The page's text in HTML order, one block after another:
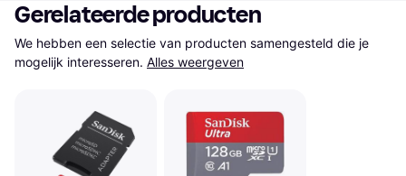
Gerelateerde producten
We hebben een selectie van producten samengesteld die je
mogelijk interesseren. Alles weergeven